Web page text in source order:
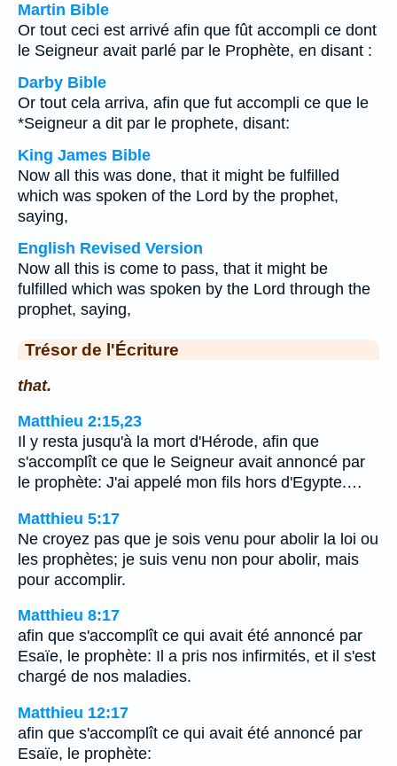
Martin Bible
Or tout ceci est arrivé afin que fût accompli ce dont
le Seigneur avait parlé par le Prophète, en disant :
Darby Bible
Or tout cela arriva, afin que fut accompli ce que le
*Seigneur a dit par le prophete, disant:
King James Bible
Now all this was done, that it might be fulfilled
which was spoken of the Lord by the prophet,
saying,
English Revised Version
Now all this is come to pass, that it might be
fulfilled which was spoken by the Lord through the
prophet, saying,
Trésor de l'Écriture
that.
Matthieu 2:15,23
Il y resta jusqu'à la mort d'Hérode, afin que
s'accomplît ce que le Seigneur avait annoncé par
le prophète: J'ai appelé mon fils hors d'Egypte.…
Matthieu 5:17
Ne croyez pas que je sois venu pour abolir la loi ou
les prophètes; je suis venu non pour abolir, mais
pour accomplir.
Matthieu 8:17
afin que s'accomplît ce qui avait été annoncé par
Esaïe, le prophète: Il a pris nos infirmités, et il s'est
chargé de nos maladies.
Matthieu 12:17
afin que s'accomplît ce qui avait été annoncé par
Esaïe, le prophète: